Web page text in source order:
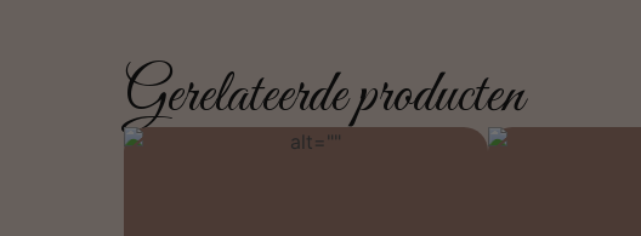
Gerelateerde producten